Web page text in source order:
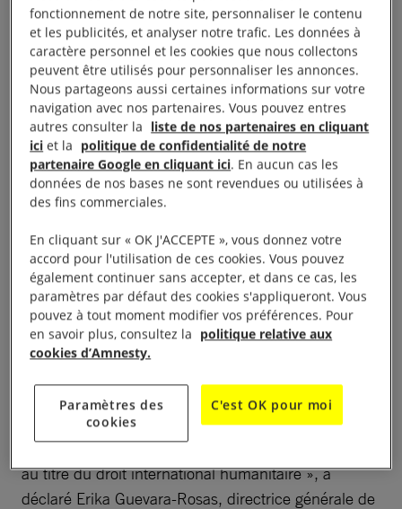
l’école ait été directement ciblé et ait par le passé
fait partie du complexe du CGRI laisse penser que
les forces américaines se sont appuyées sur des
renseignements obsolètes et ont manqué à leur
obligation de faire tout leur possible pour vérifier que
la cible visée était un objectif militaire.
« Cette terrible attaque contre une école, dont les
choquante du prix catastrophique, et pourtant
totalement prévisible, que paient les civil·e·s dans le
cadre de ce conflit armé. Les écoles doivent être des
lieux de sécurité et d’apprentissage pour les enfants.
Pourtant, à Minab, cette école est devenue un lieu
pu et auraient dû savoir que ce bâtiment était une
école. Prendre pour cible un bien de caractère civil
protégé, comme une école, est strictement interdit
au titre du droit international humanitaire », a
déclaré Erika Guevara-Rosas, directrice générale de
fonctionnement de notre site, personnaliser le contenu
et les publicités, et analyser notre trafic. Les données à
caractère personnel et les cookies que nous collectons
peuvent être utilisés pour personnaliser les annonces.
Nous partageons aussi certaines informations sur votre
navigation avec nos partenaires. Vous pouvez entres
autres consulter la liste de nos partenaires en cliquant
ici et la politique de confidentialité de notre
partenaire Google en cliquant ici. En aucun cas les
données de nos bases ne sont revendues ou utilisées à
des fins commerciales.
En cliquant sur « OK J'ACCEPTE », vous donnez votre
accord pour l'utilisation de ces cookies. Vous pouvez
également continuer sans accepter, et dans ce cas, les
paramètres par défaut des cookies s'appliqueront. Vous
pouvez à tout moment modifier vos préférences. Pour
en savoir plus, consultez la politique relative aux
cookies d’Amnesty.
Paramètres des
cookies
C'est OK pour moi